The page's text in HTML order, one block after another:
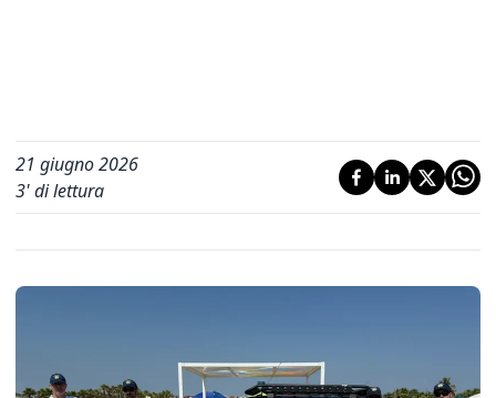
21 giugno 2026
3' di lettura